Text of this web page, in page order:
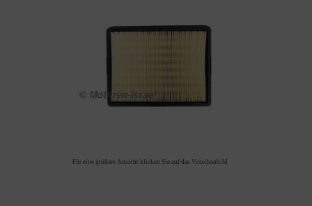
Für eine größere Ansicht klicken Sie auf das Vorschaubild